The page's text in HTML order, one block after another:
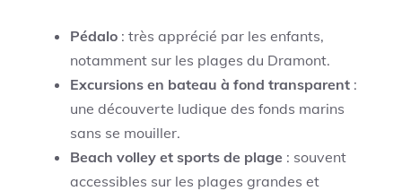
Pédalo : très apprécié par les enfants,
notamment sur les plages du Dramont.
Excursions en bateau à fond transparent :
une découverte ludique des fonds marins
sans se mouiller.
Beach volley et sports de plage : souvent
accessibles sur les plages grandes et